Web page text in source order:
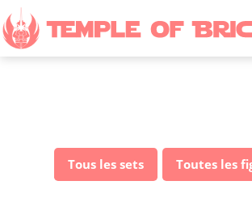
Tous les sets Toutes les